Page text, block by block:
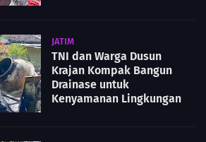
JATIM
TNI dan Warga Dusun
Krajan Kompak Bangun
Drainase untuk
Kenyamanan Lingkungan